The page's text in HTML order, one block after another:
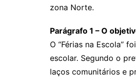
zona Norte.
Parágrafo 1 – O
O “Férias na Escola”
escolar. Segundo o
laços comunitários e